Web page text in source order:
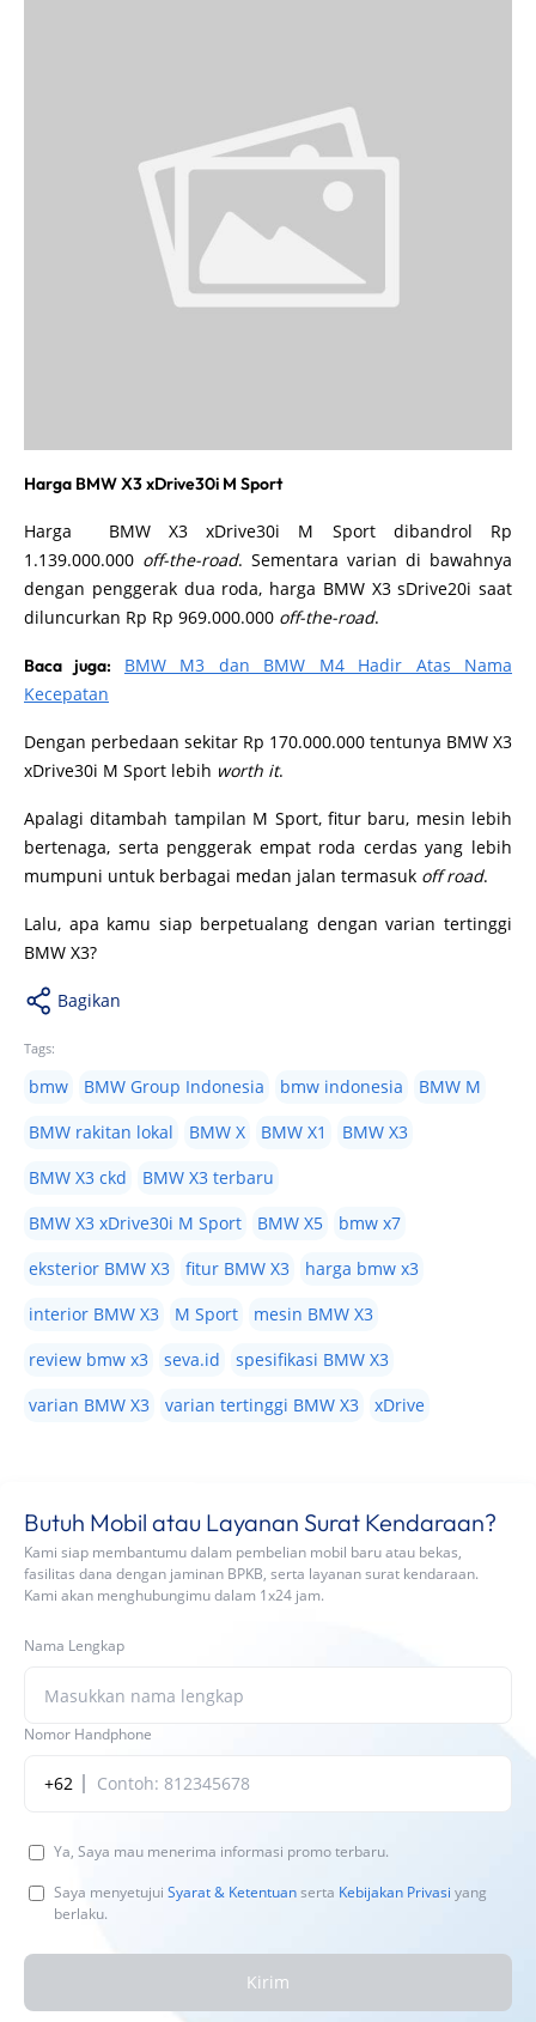
Harga BMW X3 xDrive30i M Sport
Harga BMW X3 xDrive30i M Sport dibandrol Rp
1.139.000.000 off-the-road. Sementara varian di bawahnya
dengan penggerak dua roda, harga BMW X3 sDrive20i saat
diluncurkan Rp Rp 969.000.000 off-the-road.
Baca juga: BMW M3 dan BMW M4 Hadir Atas Nama
Kecepatan
Dengan perbedaan sekitar Rp 170.000.000 tentunya BMW X3
xDrive30i M Sport lebih worth it.
Apalagi ditambah tampilan M Sport, fitur baru, mesin lebih
bertenaga, serta penggerak empat roda cerdas yang lebih
mumpuni untuk berbagai medan jalan termasuk off road.
Lalu, apa kamu siap berpetualang dengan varian tertinggi
BMW X3?
Bagikan
Tags:
bmw BMW Group Indonesia bmw indonesia
BMW M
BMW rakitan lokal
BMW X BMW X1
BMW X3
BMW X3 ckd
BMW X3 terbaru
BMW X3 xDrive30i M Sport
BMW X5
bmw x7
eksterior BMW X3
fitur BMW X3
harga bmw x3
interior BMW X3
M Sport
mesin BMW X3
review bmw x3
seva.id
spesifikasi BMW X3
varian BMW X3
varian tertinggi BMW X3 xDrive
Butuh Mobil atau Layanan Surat Kendaraan?
Kami siap membantumu dalam pembelian mobil baru atau bekas,
fasilitas dana dengan jaminan BPKB, serta layanan surat kendaraan.
Kami akan menghubungimu dalam 1x24 jam.
Nama Lengkap
Nomor Handphone
+62
Ya, Saya mau menerima informasi promo terbaru.
Saya menyetujui Syarat & Ketentuanserta Kebijakan Privasi yang
berlaku.
Kirim